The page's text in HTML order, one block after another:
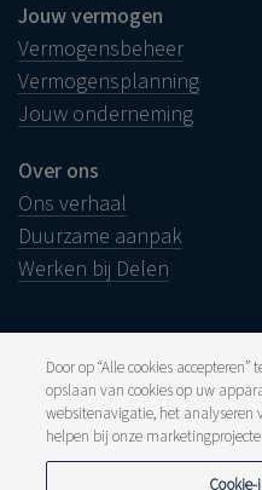
Jouw vermogen
Vermogensbeheer
Vermogensplanning
Jouw onderneming
Over ons
Ons verhaal
Duurzame aanpak
Werken bij Delen
Juridische info
Disclaimer
Klacht
Klokkenluiders
Door op “Alle cookies
opslaan van cookies op uw
websitenavigatie, het analyseren
helpen bij onze